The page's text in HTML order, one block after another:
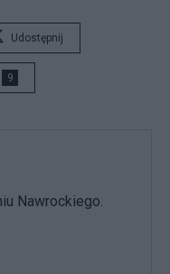
Udostępnij
9
Nawrockiego.